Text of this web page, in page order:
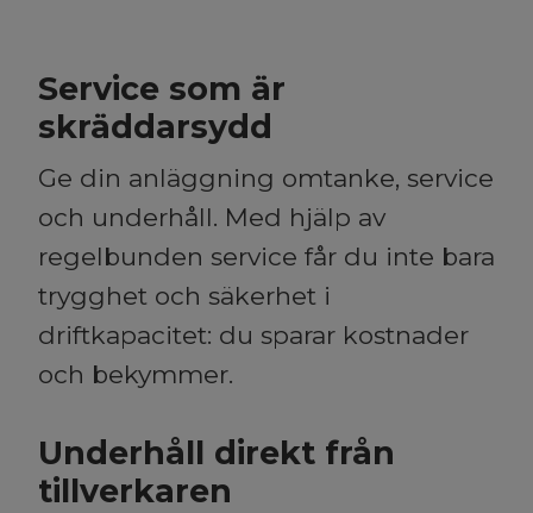
Service som är
skräddarsydd
Ge din anläggning omtanke, service
och underhåll. Med hjälp av
regelbunden service får du inte bara
trygghet och säkerhet i
driftkapacitet: du sparar kostnader
och bekymmer.
Underhåll direkt från
tillverkaren